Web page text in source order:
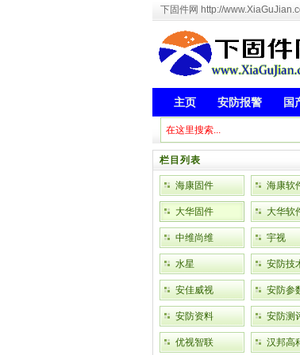
下固件网 http://
主页 安防报警 国
栏目列表
海康固件 海康软
大华固件 大华软
中维尚维 宇视
水星 安防技
安佳威视 安防参
安防资料 安防测
优视智联 汉邦高